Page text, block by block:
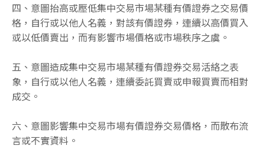
四、意圖抬高或壓低集中交易市場某種有價證券之交易價
格，自行或以他人名義，對該有價證券，連續以高價買入
或以低價賣出，而有影響市場價格或市場秩序之虞。
五、意圖造成集中交易市場某種有價證券交易活絡之表
象，自行或以他人名義，連續委託買賣或申報買賣而相對
成交。
六、意圖影響集中交易市場有價證券交易價格，而散布流
言或不實資料。